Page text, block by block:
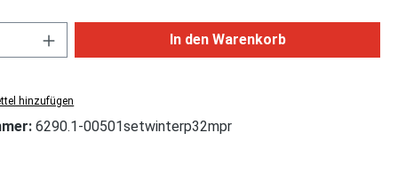
Anzahl: Gib den gewünschten Wert ein
In den Warenkorb
hinzufügen
6290.1-00501setwinterp32mpr